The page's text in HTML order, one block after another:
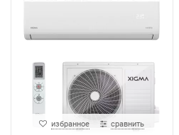
избранное сравнить